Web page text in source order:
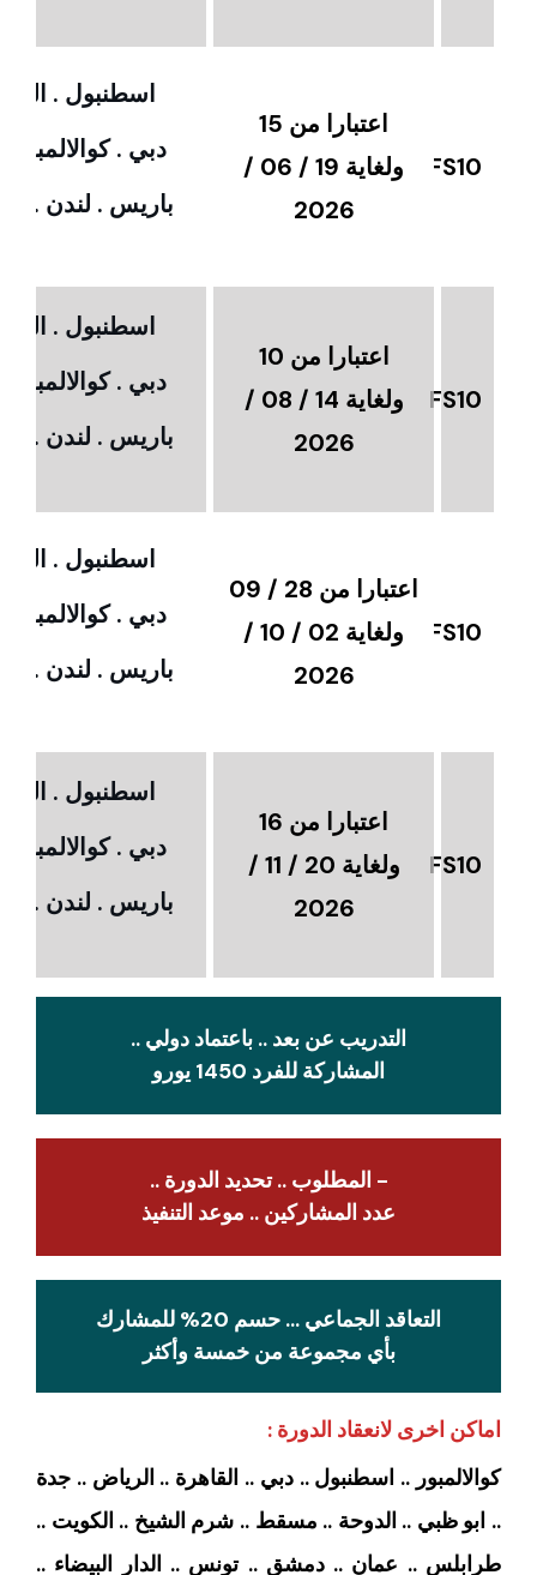
FS10
اعتبارا من 15
ولغاية 19 / 06 /
2026
اسطنبول .
دبي .
باريس . لندن .
FS10
اعتبارا من 10
ولغاية 14 / 08 /
2026
اسطنبول .
دبي .
باريس . لندن .
FS10
اعتبارا من 28 / 09
ولغاية 02 / 10 /
2026
اسطنبول .
دبي .
باريس . لندن .
FS10
اعتبارا من 16
ولغاية 20 / 11 /
2026
اسطنبول .
دبي .
باريس . لندن .
التدريب عن بعد .. باعتماد دولي ..
المشاركة للفرد 1450 يورو
- المطلوب .. تحديد الدورة ..
عدد المشاركين .. موعد التنفيذ
التعاقد الجماعي … حسم 20% للمشارك
بأي مجموعة من خمسة وأكثر
اماكن اخرى لانعقاد الدورة :
كوالالمبور .. اسطنبول .. دبي .. القاهرة .. الرياض .. جدة
.. ابو ظبي .. الدوحة .. مسقط .. شرم الشيخ .. الكويت ..
طرابلس .. عمان .. دمشق .. تونس .. الدار البيضاء ..